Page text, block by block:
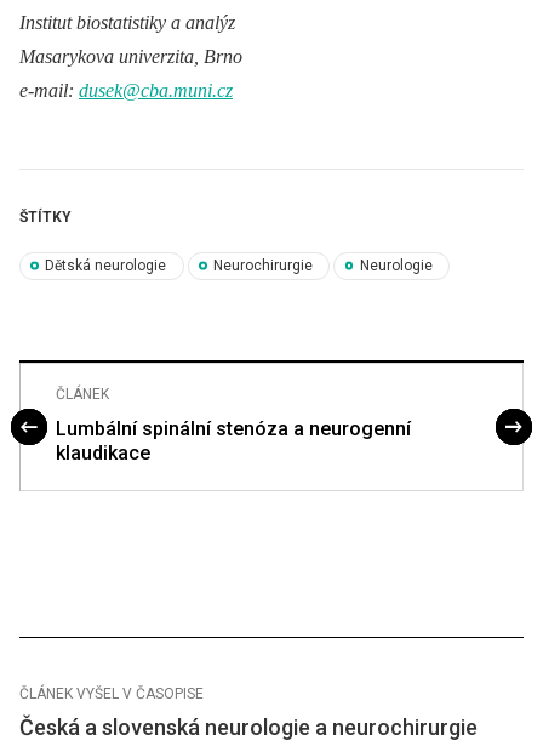
Institut biostatistiky a analýz
Masarykova univerzita, Brno
e-mail: dusek@cba.muni.cz
ŠTÍTKY
Dětská neurologie Neurochirurgie Neurologie
ČLÁNEK
Lumbální spinální stenóza a neurogenní
klaudikace
ČLÁNEK VYŠEL V ČASOPISE
Česká a slovenská neurologie a neurochirurgie